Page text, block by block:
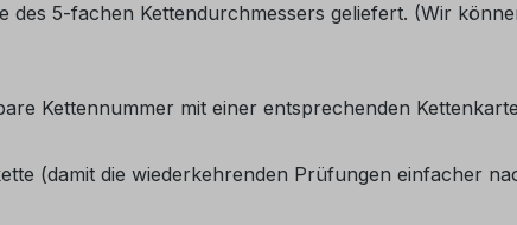
des 5-fachen Kettendurchmessers geliefert. (Wir
Kettennummer mit einer entsprechenden
(damit die wiederkehrenden Prüfungen einfacher